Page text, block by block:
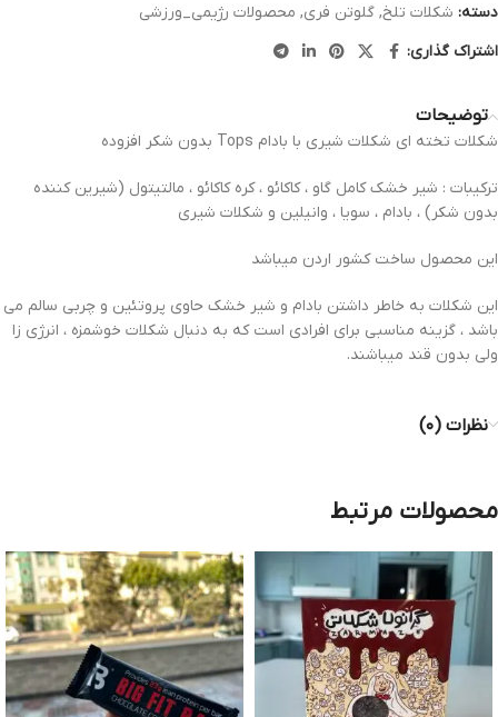
دسته: شکلات تلخ, گلوتن فری, محصولات رژیمی_ورزشی
اشتراک گذاری:
توضیحات
شکلات تخته ای شکلات شیری با بادام Tops بدون شکر افزوده
ترکیبات : شیر خشک کامل گاو ، کاکائو ، کره کاکائو ، مالتیتول (شیرین کننده
بدون شکر) ، بادام ، سویا ، وانیلین و شکلات شیری
این محصول ساخت کشور اردن میباشد
این شکلات به خاطر داشتن بادام و شیر خشک حاوی پروتئین و چربی سالم می
باشد ، گزینه مناسبی برای افرادی است که به دنبال شکلات خوشمزه ، انرژی زا
ولی بدون قند میباشند.
نظرات (۰)
محصولات مرتبط